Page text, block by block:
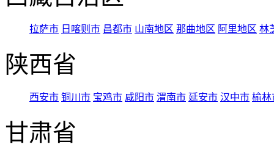
拉萨市 日喀则市 昌都市 山南地区 那曲地区 阿里地区 林
陕西省
西安市 铜川市 宝鸡市 咸阳市 渭南市 延安市 汉中市 榆林
甘肃省